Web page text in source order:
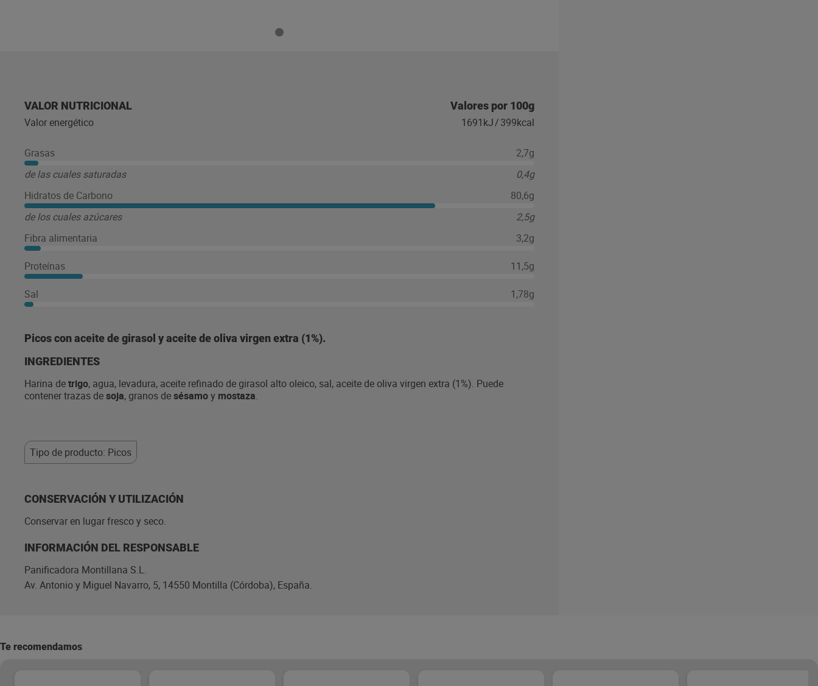
VALOR NUTRICIONAL Valores por 100g
Valor energético 1691kJ/399kcal
Grasas
2,7g
de las cuales saturadas
0,4g
Hidratos de Carbono
80,6g
de los cuales azúcares
2,5g
Fibra alimentaria
3,2g
Proteínas 11,5g
Sal 1,78g
Picos con aceite de girasol y aceite de oliva virgen extra (1%).
INGREDIENTES
Harina detrigo, agua, levadura, aceite refinado de girasol alto oleico, sal, aceite de oliva virgen extra (1%). Puede
contener trazas desoja, granos desésamoy mostaza.
Tipo de producto: Picos
CONSERVACIÓN Y UTILIZACIÓN
Conservar en lugar fresco y seco.
INFORMACIÓN DEL RESPONSABLE
Panificadora Montillana S.L.
Av. Antonio y Miguel Navarro, 5, 14550 Montilla (Córdoba), España.
Te recomendamos